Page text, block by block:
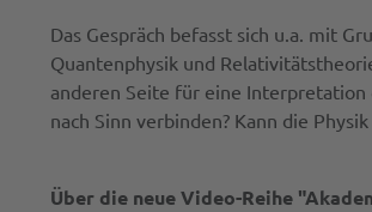
Das Gespräch befasst sich u.a. mit
Quantenphysik und
anderen Seite für eine Interpretation
nach Sinn verbinden? Kann die
Über die neue Video-Reihe